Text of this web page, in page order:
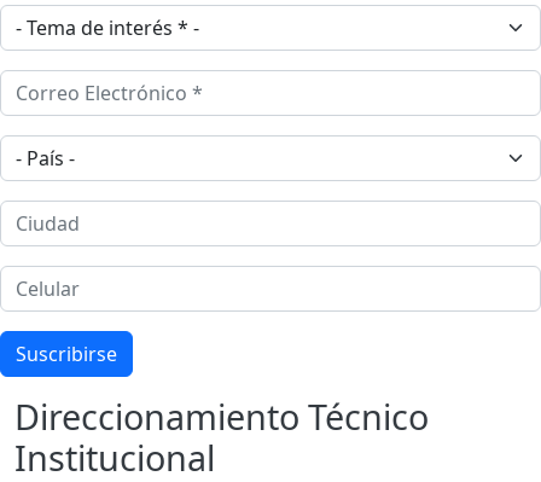
Tema de interes
Correo Electrónico
País
Ciudad
Celular
Suscribirse
Direccionamiento Técnico
Institucional